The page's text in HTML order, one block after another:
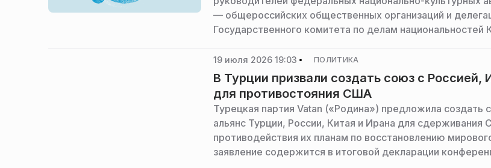
— общероссийских общественных организаций и
Государственного комитета по делам национальностей
19 июля 2026 19:03 ПОЛИТИКА
В Турции призвали создать союз с Россией,
для противостояния США
Турецкая партия Vatan («Родина») предложила создать
альянс Турции, России, Китая и Ирана для сдерживания
противодействия их планам по восстановлению
заявление содержится в итоговой декларации